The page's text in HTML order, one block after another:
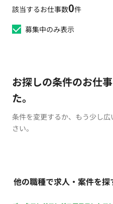
該当するお仕事数0件
募集中のみ表示
お探しの条件のお仕
た。
条件を変更するか、もう少し
さい。
他の職種で求人・案件を探